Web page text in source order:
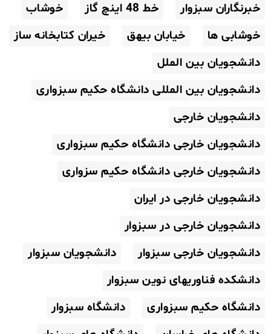
خبرنگاران سبزوار
خط 48 اینچ گاز
خوشاب
خوشابی ها
خیابان بیهق
خیران کتابخانه ساز
دانشجویان بین الملل
دانشجویان بین المللی دانشگاه حکیم سبزواری
دانشجویان خارجی
دانشجویان خارجی دانشگاه حکیم سبزواری
دانشجویان خارجی دانشگاه حکیم سزواری
دانشجویان خارجی در ایران
دانشجویان خارجی در سبزوار
دانشجویان خارجی سبزوار
دانشجویان سبزوار
دانشکده فناوریهای نوین سبزوار
دانشگاه حکیم سبزواری
دانشگاه سبزوار